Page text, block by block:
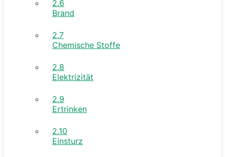
2.6
Brand
2.7
Chemische Stoffe
2.8
Elektrizität
2.9
Ertrinken
2.10
Einsturz